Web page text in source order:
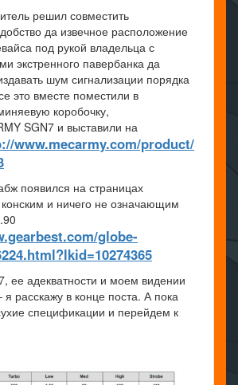
решил совместить
да извечное расположение
под рукой владельца с
экстренного павербанка да
шум сигнализации порядка
это вместе поместили в
коробочку,
SGN7 и выставили на
www.mecarmy.com/product/
появился на страницах
конским и ничего не означающим
globe-
ее адекватности и моем видении
расскажу в конце поста. А пока
спецификации и перейдем к